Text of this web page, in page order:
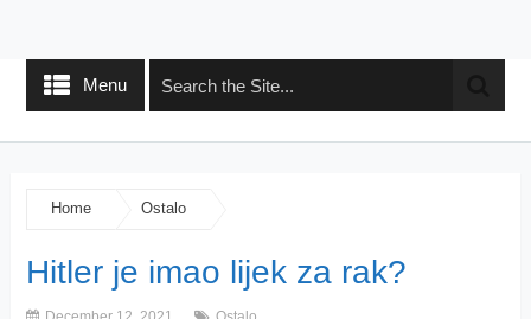
Menu
Home Ostalo
Hitler je imao lijek za rak?